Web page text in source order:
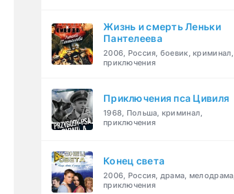
Жизнь и смерть Леньки
Пантелеева
2006, Россия, боевик, криминал,
приключения
Приключения пса Цивиля
1968, Польша, криминал,
приключения
Конец света
2006, Россия, драма, мелодрама,
приключения